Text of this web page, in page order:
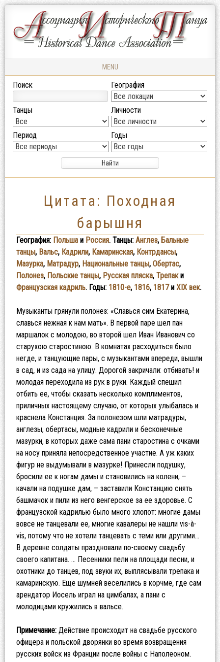
АССОЦИАЦИЯ
ИСТОРИЧЕСКОГО
Ассоциация
Исторического
Танца
MENU
Skip to content
Поиск География
Танцы Личности
Период Годы
Цитата: Походная
барышня
География: Польшаи Россия. Танцы: Англез, Бальные
танцы, Вальс, Кадрили, Камаринская, Контрдансы,
Мазурка, Матрадур, Национальные танцы, Обертас,
Полонез, Польские танцы, Русская пляска, Трепаки
Французская кадриль. Годы: 1810-е, 1816, 1817и XIX век.
Музыканты грянули полонез: «Славься сим Екатерина,
славься нежная к нам мать». В первой паре шел пан
маршалок с молодою, во второй шел Иван Иванович со
старухою старостиною. В комнатах расходиться было
негде, и танцующие пары, с музыкантами впереди, вышли
в сад, и из сада на улицу. Дорогой закричали: отбивать! и
молодая переходила из рук в руки. Каждый спешил
отбить ее, чтобы сказать несколько комплиментов,
приличных настоящему случаю, от которых улыбалась и
краснела Констанция. За полонезом шли матрадуры,
англезы, обертасы, модные кадрили и бесконечные
мазурки, в которых даже сама пани старостина с очками
на носу приняла непосредственное участие. А уж каких
фигур не выдумывали в мазурке! Принесли подушку,
бросили ее к ногам дамы и становились на колени, –
качали на подушке дам, – заставили Констанцию снять
башмачок и пили из него венгерское за ее здоровье. С
французской кадрилью было много хлопот: многие дамы
вовсе не танцевали ее, многие кавалеры не нашли vis-à-
vis, потому что не хотели танцевать с теми или другими…
В деревне солдаты праздновали по-своему свадьбу
своего капитана. … Песенники пели на площади песни, и
охотники до танцев, под звуки их, выплясывали трепака и
камаринскую. Еще шумней веселились в корчме, где сам
арендатор Иосель играл на цимбалах, а пани с
молодицами кружились в вальсе.
Примечание: Действие происходит на свадьбе русского
офицера и польской дворянки во время возвращения
русских войск из Франции после войны с Наполеоном.